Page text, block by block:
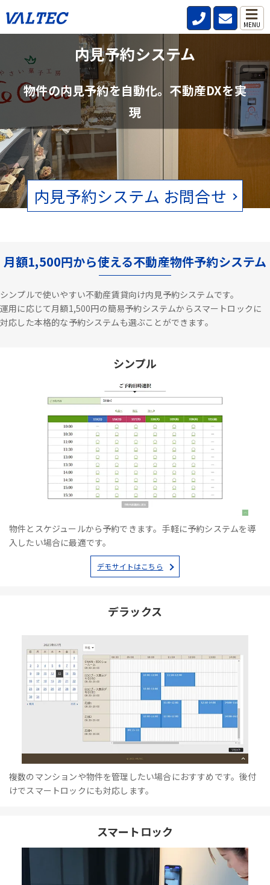
MENU
内見予約システム
物件の内見予約を自動化。不動産DXを実
現
内見予約システム お問合せ
不動産管理会社と仲介会社の内見確認の
手間を削減
賃貸物件の空状況をリアルタイムで確認。電話、FAXの手間をなくし
月額1,500円から使える不動産物件予約システム
シンプルで使いやすい不動産賃貸向け内見予約システムです。
運用に応じて月額1,500円の簡易予約システムからスマートロックに
対応した本格的な予約システムも選ぶことができます。
シンプル
物件とスケジュールから予約できます。手軽に予約システムを導
入したい場合に最適です。
デモサイトはこちら
デラックス
複数のマンションや物件を管理したい場合におすすめです。後付
けでスマートロックにも対応します。
スマートロック